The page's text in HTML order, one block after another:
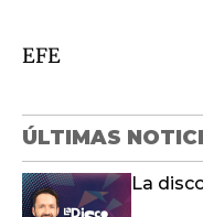
EFE
ÚLTIMAS
La